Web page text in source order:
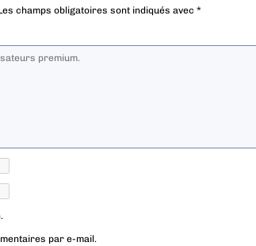
champs obligatoires sont indiqués avec *
par e-mail.